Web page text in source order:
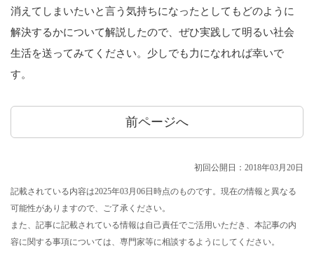
消えてしまいたいと言う気持ちになったとしてもどのように
解決するかについて解説したので、ぜひ実践して明るい社会
生活を送ってみてください。少しでも力になれれば幸いで
す。
前ページへ
初回公開日：2018年03月20日
記載されている内容は2025年03月06日時点のものです。現在の情報と異なる
可能性がありますので、ご了承ください。
また、記事に記載されている情報は自己責任でご活用いただき、本記事の内
容に関する事項については、専門家等に相談するようにしてください。